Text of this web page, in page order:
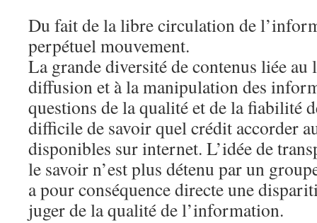
Du fait de la libre circulation de
perpétuel mouvement.
La grande diversité de contenus liée au
diffusion et à la manipulation des
questions de la qualité et de la fiabilité
difficile de savoir quel crédit accorder
disponibles sur internet. L’idée de
le savoir n’est plus détenu par un
a pour conséquence directe une
juger de la qualité de l’information.